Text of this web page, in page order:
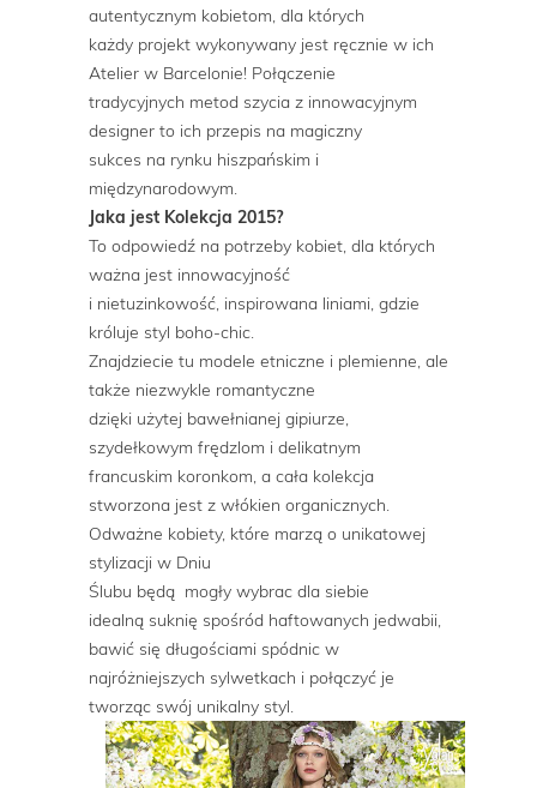
autentycznym kobietom, dla których
każdy projekt wykonywany jest ręcznie w ich
Atelier w Barcelonie! Połączenie
tradycyjnych metod szycia z innowacyjnym
designer to ich przepis na magiczny
sukces na rynku hiszpańskim i
międzynarodowym.
Jaka jest Kolekcja 2015?
To odpowiedź na potrzeby kobiet, dla których
ważna jest innowacyjność
i nietuzinkowość, inspirowana liniami, gdzie
króluje styl boho-chic.
Znajdziecie tu modele etniczne i plemienne, ale
także niezwykle romantyczne
dzięki użytej bawełnianej gipiurze,
szydełkowym frędzlom i delikatnym
francuskim koronkom, a cała kolekcja
stworzona jest z włókien organicznych.
Odważne kobiety, które marzą o unikatowej
stylizacji w Dniu
Ślubu będą mogły wybrac dla siebie
idealną suknię spośród haftowanych jedwabii,
bawić się długościami spódnic w
najróżniejszych sylwetkach i połączyć je
tworząc swój unikalny styl.